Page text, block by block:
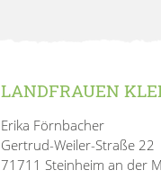
LANDFRAUEN
Erika Förnbacher
Gertrud-Weiler-Straße 22
71711 Steinheim an der